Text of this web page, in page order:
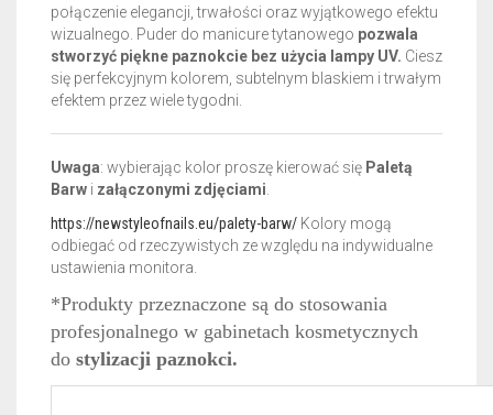
połączenie elegancji, trwałości oraz wyjątkowego efektu
wizualnego. Puder do manicure tytanowego pozwala
stworzyć piękne paznokcie bez użycia lampy UV. Ciesz
się perfekcyjnym kolorem, subtelnym blaskiem i trwałym
efektem przez wiele tygodni.
Uwaga: wybierając kolor proszę kierować się Paletą
Barw i załączonymi zdjęciami
https://newstyleofnails.eu/palety-barw/ Kolory mogą
odbiegać od rzeczywistych ze względu na indywidualne
ustawienia monitora.
*Produkty przeznaczone są do stosowania
profesjonalnego w gabinetach kosmetycznych
do stylizacji paznokci.